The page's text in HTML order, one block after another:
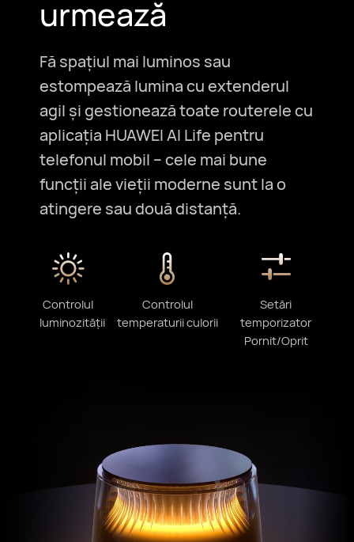
urmează
Fă spațiul mai luminos sau
estompează lumina cu extenderul
agil și gestionează toate routerele cu
aplicația HUAWEI AI Life pentru
telefonul mobil – cele mai bune
funcții ale vieții moderne sunt la o
atingere sau două distanță.
Controlul
luminozității
Controlul
temperaturii culorii
Setări
temporizator
⁠Pornit/Oprit